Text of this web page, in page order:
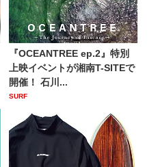
『OCEANTREE ep.2』特別
上映イベントが湘南T-SITEで
開催！ 石川...
SURF